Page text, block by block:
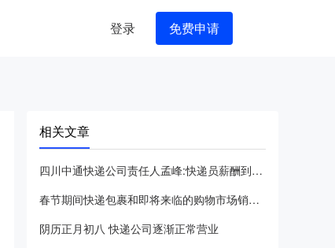
登录 免费申请
相关文章
四川中通快递公司责任人孟峰:快递员薪酬到底有多少?
春节期间快递包裹和即将来临的购物市场销售高峰
阴历正月初八 快递公司逐渐正常营业